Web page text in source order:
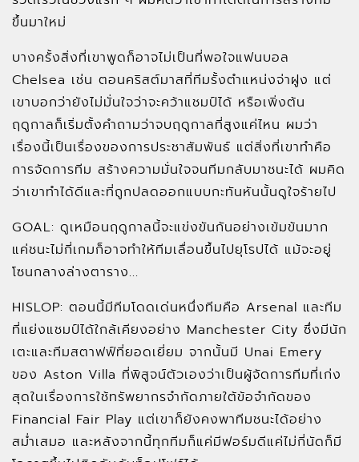
ขึ้นมาใหม่
บางครั้งสิ่งที่เขาพูดก็อาจไม่เป็นที่พอใจแฟนบอล
Chelsea เช่น ตอนคริสต์มาสที่ทีมรั้งตำแหน่งจ่าฝูง แต่
เขาบอกว่ายังไม่มั่นใจว่าจะคว้าแชมป์ได้ หรือเพิ่งต้น
ฤดูกาลก็เริ่มตั้งคำถามว่าจบฤดูกาลที่สูงแค่ไหน ผมว่า
เรื่องนี้เป็นเรื่องของการประชาสัมพันธ์ แต่สิ่งที่เขาทำคือ
การจัดการทีม สร้างความมั่นใจจนทีมกลับมาชนะได้ ผมคิด
ว่าเขาทำได้ดีและที่ถูกปลดออกแบบกะทันหันนั้นดูใจร้ายไป
GOAL: ดูเหมือนฤดูกาลนี้จะแข่งขันกันอย่างเข้มข้นมาก
แค่ชนะไม่กี่เกมก็อาจทำให้ทีมเลื่อนขึ้นไปยุโรปได้ แม้จะอยู่
โซนกลางล่างตาราง...
HISLOP: ตอนนี้มีทีมโดดเด่นหนึ่งทีมคือ Arsenal และทีม
ที่แย่งแชมป์ได้ใกล้เคียงอย่าง Manchester City ซึ่งมีนัก
เตะและทีมสตาฟฟ์ที่ยอดเยี่ยม จากนั้นมี Unai Emery
ของ Aston Villa ที่พิสูจน์ตัวเองว่าเป็นผู้จัดการทีมที่เก่ง
สุดในเรื่องการใช้ทรัพยากรจำกัดภายใต้ข้อจำกัดของ
Financial Fair Play แต่เขาก็ยังคงพาทีมชนะได้อย่าง
สม่ำเสมอ และหลังจากนี้ทุกทีมก็แค่มีฟอร์มดีแค่ไม่กี่นัดก็มี